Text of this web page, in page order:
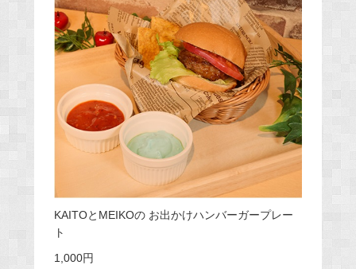
KAITOとMEIKOの お出かけハンバーガープレー
ト
1,000円